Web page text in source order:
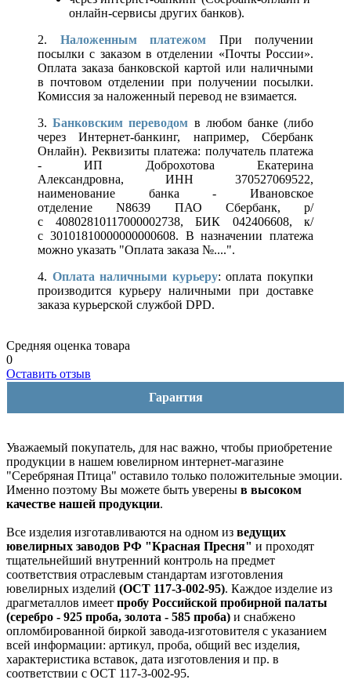
онлайн-сервисы других банков).
2. Наложенным платежом При получении
посылки с заказом в отделении «Почты России».
Оплата заказа банковской картой или наличными
в почтовом отделении при получении посылки.
Комиссия за наложенный перевод не взимается.
3.Банковским переводом в любом банке (либо
через Интернет-банкинг, например, Сбербанк
Онлайн). Реквизиты платежа: получатель платежа
- ИП Доброхотова Екатерина
Александровна, ИНН 370527069522,
наименование банка - Ивановское
отделение N8639 ПАО Сбербанк, р/
с 40802810117000002738, БИК 042406608, к/
с 30101810000000000608. В назначении платежа
можно указать "Оплата заказа №....".
4. Оплата наличными курьеру: оплата покупки
производится курьеру наличными при доставке
заказа курьерской службой DPD.
Средняя оценка товара
0
Оставить отзыв
Гарантия
Уважаемый покупатель, для нас важно, чтобы приобретение
продукции в нашем ювелирном интернет-магазине
"Серебряная Птица" оставило только положительные эмоции.
Именно поэтому Вы можете быть уверены в высоком
качестве нашей продукции.
Все изделия изготавливаются на одном из ведущих
ювелирных заводов РФ "Красная Пресня" и проходят
тщательнейший внутренний контроль на предмет
соответствия отраслевым стандартам изготовления
ювелирных изделий (ОСТ 117-3-002-95). Каждое изделие из
драгметаллов имеет пробу Российской пробирной палаты
(серебро - 925 проба, золота - 585 проба) и снабжено
опломбированной биркой завода-изготовителя с указанием
всей информации: артикул, проба, общий вес изделия,
характеристика вставок, дата изготовления и пр. в
соответствии с ОСТ 117-3-002-95.